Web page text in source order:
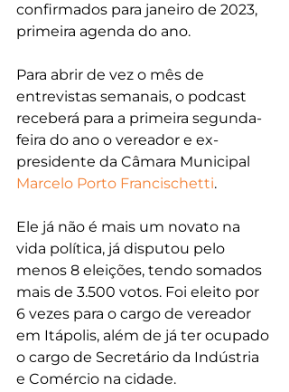
confirmados para janeiro de 2023,
primeira agenda do ano.
Para abrir de vez o mês de
entrevistas semanais, o podcast
receberá para a primeira segunda-
feira do ano o vereador e ex-
presidente da Câmara Municipal
Marcelo Porto Francischetti.
Ele já não é mais um novato na
vida política, já disputou pelo
menos 8 eleições, tendo somados
mais de 3.500 votos. Foi eleito por
6 vezes para o cargo de vereador
em Itápolis, além de já ter ocupado
o cargo de Secretário da Indústria
e Comércio na cidade.